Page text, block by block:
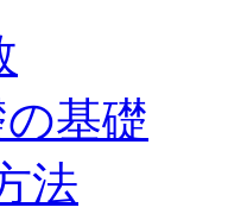
基礎
法